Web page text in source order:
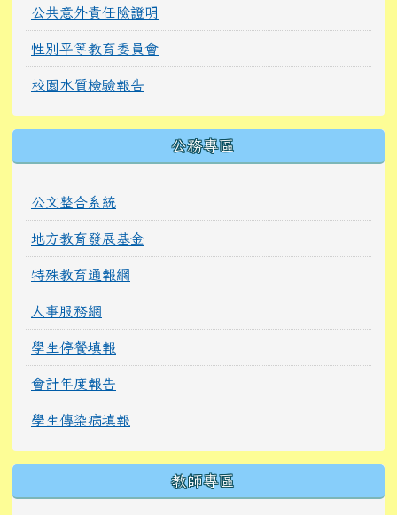
公共意外責任險證明
性別平等教育委員會
校園水質檢驗報告
公務專區
公文整合系統
地方教育發展基金
特殊教育通報網
人事服務網
學生停餐填報
會計年度報告
學生傳染病填報
教師專區